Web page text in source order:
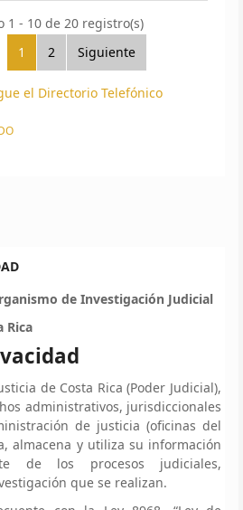
1 - 10 de 20 registro(s)
1 2 Siguiente
el Directorio Telefónico
de Investigación Judicial
Rica
de Costa Rica (Poder Judicial),
administrativos, jurisdiccionales
de justicia (oficinas del
almacena y utiliza su información
de los procesos judiciales,
que se realizan.